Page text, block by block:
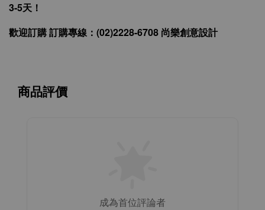
3-5天！
歡迎訂購 訂購專線：(02)2228-6708 尚樂創意設計
商品評價
成為首位評論者